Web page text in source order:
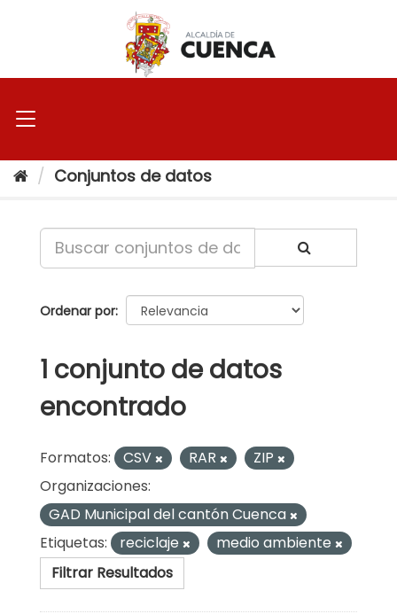
Conjuntos de datos
Ordenar por
1 conjunto de datos
encontrado
Formatos: CSV RAR
ZIP
Organizaciones:
GAD Municipal del cantón Cuenca
Etiquetas:
reciclaje
medio ambiente
Filtrar Resultados